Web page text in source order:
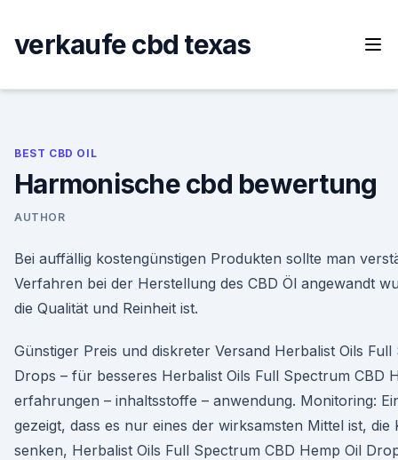
content
verkaufe cbd texas
BEST CBD OIL
Harmonische cbd bewertung
AUTHOR
Bei auffällig kostengünstigen Produkten sollte man
Verfahren bei der Herstellung des CBD Öl angewandt
die Qualität und Reinheit ist.
Günstiger Preis und diskreter Versand Herbalist Oils
Drops – für besseres Herbalist Oils Full Spectrum CBD
erfahrungen – inhaltsstoffe – anwendung. Monitoring:
gezeigt, dass es nur eines der wirksamsten Mittel ist,
senken, Herbalist Oils Full Spectrum CBD Hemp Oil